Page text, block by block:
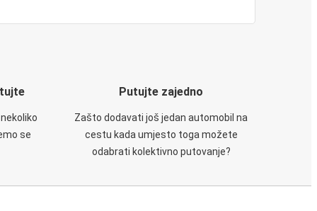
se
Putujte zajedno
Zašto dodavati još jedan automobil na
cestu kada umjesto toga možete
odabrati kolektivno putovanje?